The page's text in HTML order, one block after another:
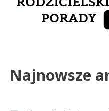
Najnowsze